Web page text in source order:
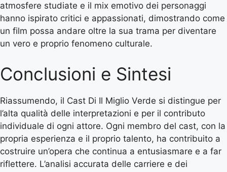
atmosfere studiate e il mix emotivo dei personaggi
hanno ispirato critici e appassionati, dimostrando come
un film possa andare oltre la sua trama per diventare
un vero e proprio fenomeno culturale.
Conclusioni e Sintesi
Riassumendo, il Cast Di Il Miglio Verde si distingue per
l’alta qualità delle interpretazioni e per il contributo
individuale di ogni attore. Ogni membro del cast, con la
propria esperienza e il proprio talento, ha contribuito a
costruire un’opera che continua a entusiasmare e a far
riflettere. L’analisi accurata delle carriere e dei